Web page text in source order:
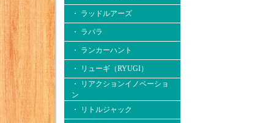
・ ラッドルアーズ
・ ラパラ
・ ランカーハント
・ リューギ（RYUGI）
・ リアクションイノベーショ
ン
・ リトルジャック